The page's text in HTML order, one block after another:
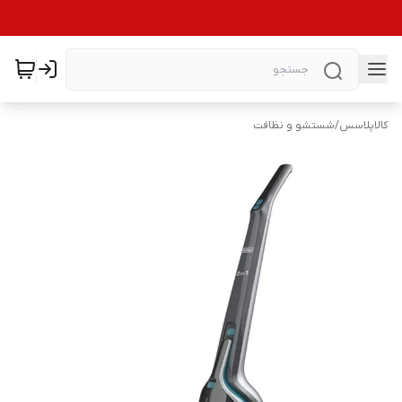
کالاپلاسس/شستشو و نظافت